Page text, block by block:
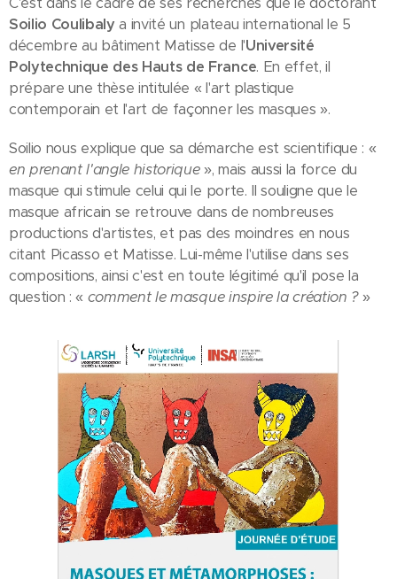
Soilio Coulibaly a invité un plateau international le 5
décembre au bâtiment Matisse de l'Université
Polytechnique des Hauts de France. En effet, il
prépare une thèse intitulée « l'art plastique
contemporain et l'art de façonner les masques ».
Soilio nous explique que sa démarche est scientifique : «
en prenant l'angle historique», mais aussi la force du
masque qui stimule celui qui le porte. Il souligne que le
masque africain se retrouve dans de nombreuses
productions d'artistes, et pas des moindres en nous
citant Picasso et Matisse. Lui-même l'utilise dans ses
compositions, ainsi c'est en toute légitimé qu'il pose la
question : « comment le masque inspire la création ?»